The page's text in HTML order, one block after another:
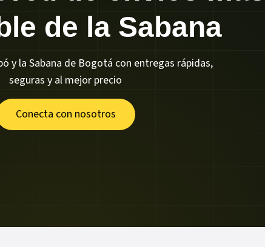
de la Sabana
y la Sabana de Bogotá con entregas rápidas,
seguras y al mejor precio
Conecta con nosotros